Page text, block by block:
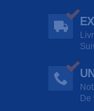
De